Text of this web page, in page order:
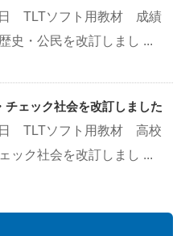
TLTソフト用教材 成績
史・公民を改訂しまし ...
チェック社会を改訂しました
TLTソフト用教材 高校
ック社会を改訂しまし ...